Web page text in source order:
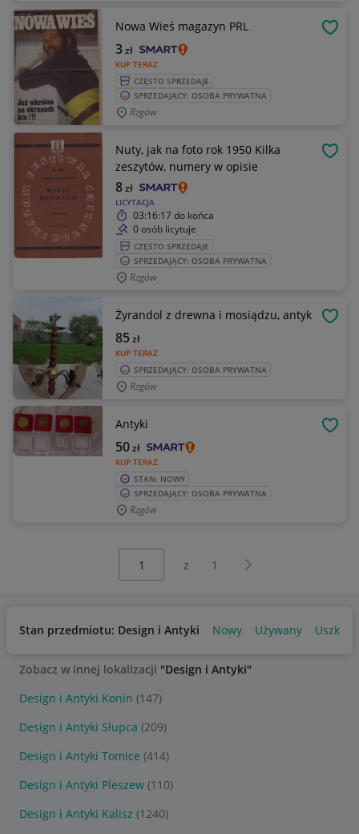
Nowa Wieś magazyn PRL
KUP TERAZ
3zł
CZĘSTO SPRZEDAJE
SPRZEDAJĄCY: OSOBA PRYWATNA
Rzgów
Nuty, jak na foto rok 1950 Kilka
zeszytów, numery w opisie
LICYTACJA
8zł
03:16:17do końca
0 osób licytuje
CZĘSTO SPRZEDAJE
SPRZEDAJĄCY: OSOBA PRYWATNA
Rzgów
Żyrandol z drewna i mosiądzu, antyk
KUP TERAZ
85zł
SPRZEDAJĄCY: OSOBA PRYWATNA
Rzgów
Antyki
KUP TERAZ
50zł
STAN: NOWY
SPRZEDAJĄCY: OSOBA PRYWATNA
Rzgów
z 1 Następna strona
Stan przedmiotu: Design i Antyki Nowy Używany
Zobacz w innej lokalizacji "Design i Antyki"
Design i Antyki Konin (147)
Design i Antyki Słupca (209)
Design i Antyki Tomice (414)
Design i Antyki Pleszew (110)
Design i Antyki Kalisz (1240)